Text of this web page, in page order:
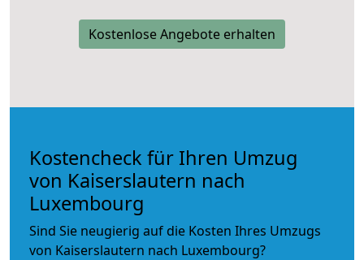
Kostenlose Angebote erhalten
Kostencheck für Ihren Umzug
von Kaiserslautern nach
Luxembourg
Sind Sie neugierig auf die Kosten Ihres Umzugs
von Kaiserslautern nach Luxembourg?